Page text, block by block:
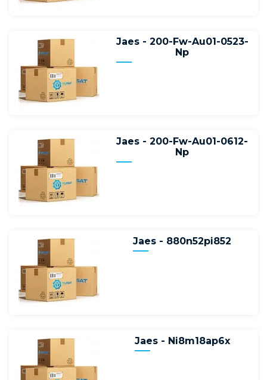
Jaes - 200-Fw-Au01-0523-
Np
Jaes - 200-Fw-Au01-0612-
Np
Jaes - 880n52pi852
Jaes - Ni8m18ap6x